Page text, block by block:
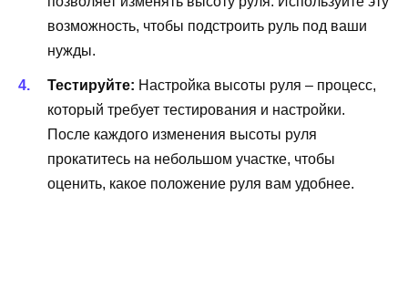
возможность, чтобы подстроить руль под ваши
нужды.
Тестируйте: Настройка высоты руля – процесс,
который требует тестирования и настройки.
После каждого изменения высоты руля
прокатитесь на небольшом участке, чтобы
оценить, какое положение руля вам удобнее.